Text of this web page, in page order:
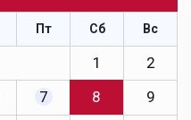
Пт Сб Вс
1
2
7 8
9